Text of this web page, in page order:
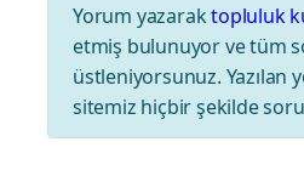
Yorum yazaraktopluluk
etmiş bulunuyor ve tüm
üstleniyorsunuz. Yazılan
sitemiz hiçbir şekilde